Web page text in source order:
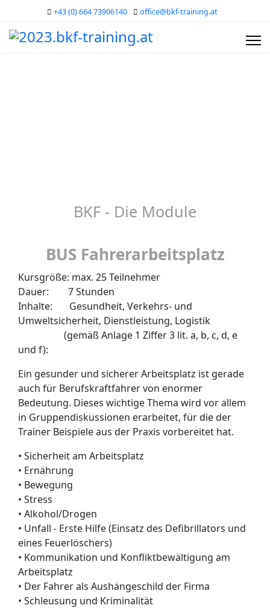
+43 (0) 664 73906140 office@bkf-training.at
BKF - Die Module
BUS Fahrerarbeitsplatz
Kursgröße: max. 25 Teilnehmer
Dauer: 7 Stunden
Inhalte: Gesundheit, Verkehrs- und
Umweltsicherheit, Dienstleistung, Logistik
(gemäß Anlage 1 Ziffer 3 lit. a, b, c, d, e
und f):
Ein gesunder und sicherer Arbeitsplatz ist gerade
auch für Berufskraftfahrer von enormer
Bedeutung. Dieses wichtige Thema wird vor allem
in Gruppendiskussionen erarbeitet, für die der
Trainer Beispiele aus der Praxis vorbereitet hat.
• Sicherheit am Arbeitsplatz
• Ernährung
• Bewegung
• Stress
• Alkohol/Drogen
• Unfall - Erste Hilfe (Einsatz des Defibrillators und
eines Feuerlöschers)
• Kommunikation und Konfliktbewältigung am
Arbeitsplatz
• Der Fahrer als Aushängeschild der Firma
• Schleusung und Kriminalität